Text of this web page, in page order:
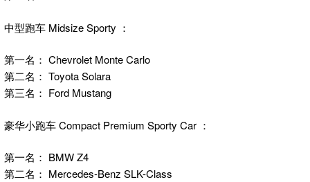
中型跑车 Midsize Sporty ：
第一名： Chevrolet Monte Carlo
第二名： Toyota Solara
第三名： Ford Mustang
豪华小跑车 Compact Premium Sporty Car ：
第一名： BMW Z4
第二名： Mercedes-Benz SLK-Class